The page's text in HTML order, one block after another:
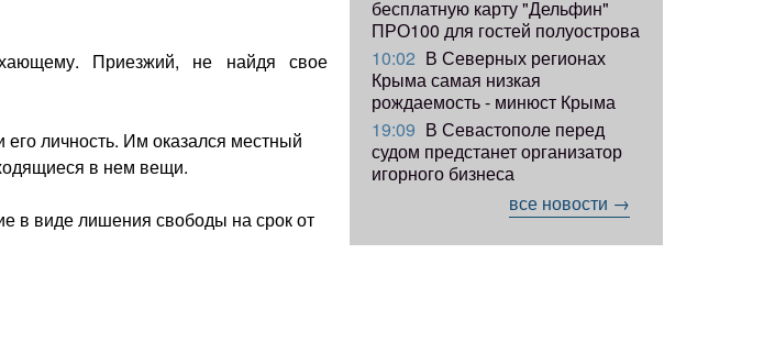
Приезжий, не найдя свое
личность. Им оказался местный
в нем вещи.
в виде лишения свободы на срок от
бесплатную карту "Дельфин"
ПРО100 для гостей полуострова
10:02 В Северных регионах
Крыма самая низкая
рождаемость - минюст Крыма
19:09 В Севастополе перед
судом предстанет организатор
игорного бизнеса
все новости →